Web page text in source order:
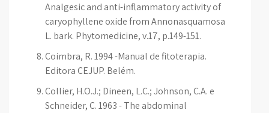
Analgesic and anti-inflammatory activity of
caryophyllene oxide from Annonasquamosa
L. bark. Phytomedicine, v.17, p.149-151.
Coimbra, R. 1994 -Manual de fitoterapia.
Editora CEJUP. Belém.
Collier, H.O.J.; Dineen, L.C.; Johnson, C.A. e
Schneider, C. 1963 - The abdominal